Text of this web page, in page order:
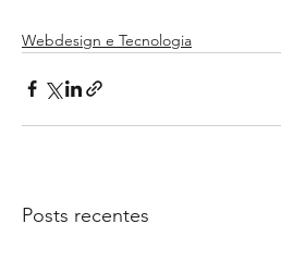
Webdesign e Tecnologia
Posts recentes